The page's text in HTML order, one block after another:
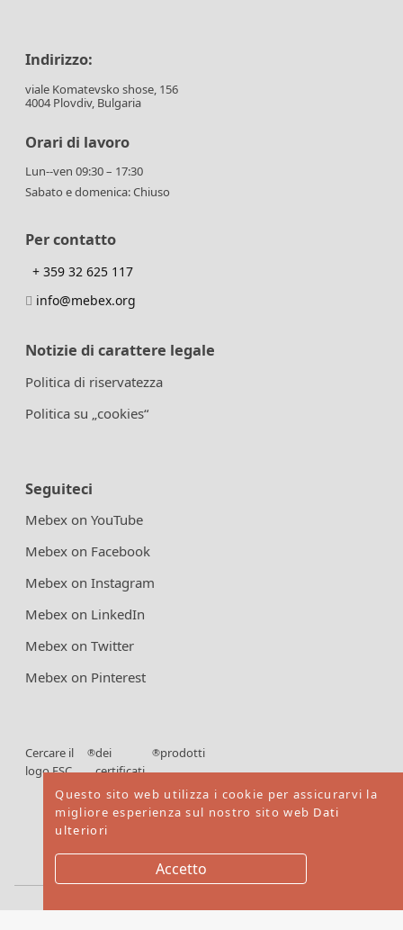
Indirizzo:
viale Komatevsko shose, 156
4004 Plovdiv, Bulgaria
Orari di lavoro
Lun--ven 09:30 – 17:30
Sabato e domenica: Chiuso
Per contatto
+ 359 32 625 117
info@mebex.org
Notizie di carattere legale
Politica di riservatezza
Politica su „cookies“
Seguiteci
Mebex on YouTube
Mebex on Facebook
Mebex on Instagram
Mebex on LinkedIn
Mebex on Twitter
Mebex on Pinterest
Cercare il
logo FSC
®dei
certificati
FSC
®prodotti
Questo sito web utilizza i cookie per assicurarvi la
migliore esperienza sul nostro sito web Dati
ulteriori
Accetto